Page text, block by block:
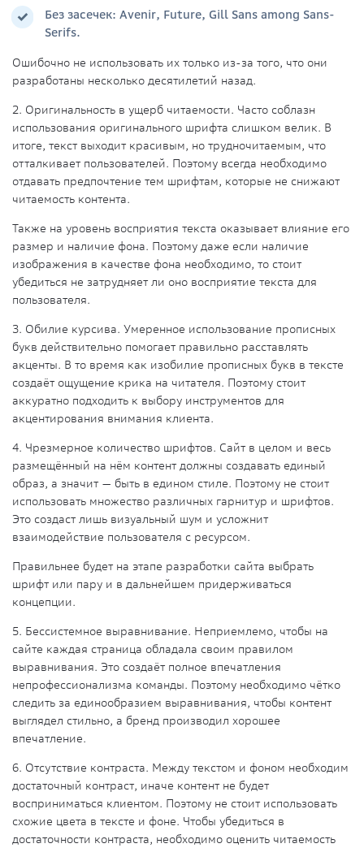
Без засечек: Avenir, Future, Gill Sans among Sans-
Serifs.
Ошибочно не использовать их только из-за того, что они
разработаны несколько десятилетий назад.
2. Оригинальность в ущерб читаемости. Часто соблазн
использования оригинального шрифта слишком велик. В
итоге, текст выходит красивым, но трудночитаемым, что
отталкивает пользователей. Поэтому всегда необходимо
отдавать предпочтение тем шрифтам, которые не снижают
читаемость контента.
Также на уровень восприятия текста оказывает влияние его
размер и наличие фона. Поэтому даже если наличие
изображения в качестве фона необходимо, то стоит
убедиться не затрудняет ли оно восприятие текста для
пользователя.
3. Обилие курсива. Умеренное использование прописных
букв действительно помогает правильно расставлять
акценты. В то время как изобилие прописных букв в тексте
создаёт ощущение крика на читателя. Поэтому стоит
аккуратно подходить к выбору инструментов для
акцентирования внимания клиента.
4. Чрезмерное количество шрифтов. Сайт в целом и весь
размещённый на нём контент должны создавать единый
образ, а значит — быть в едином стиле. Поэтому не стоит
использовать множество различных гарнитур и шрифтов.
Это создаст лишь визуальный шум и усложнит
взаимодействие пользователя с ресурсом.
Правильнее будет на этапе разработки сайта выбрать
шрифт или пару и в дальнейшем придерживаться
концепции.
5. Бессистемное выравнивание. Неприемлемо, чтобы на
сайте каждая страница обладала своим правилом
выравнивания. Это создаёт полное впечатления
непрофессионализма команды. Поэтому необходимо чётко
следить за единообразием выравнивания, чтобы контент
выглядел стильно, а бренд производил хорошее
впечатление.
6. Отсутствие контраста. Между текстом и фоном необходим
достаточный контраст, иначе контент не будет
восприниматься клиентом. Поэтому не стоит использовать
схожие цвета в тексте и фоне. Чтобы убедиться в
достаточности контраста, необходимо оценить читаемость